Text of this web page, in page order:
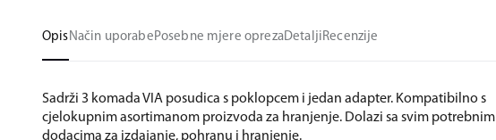
OpisNačin uporabePosebne mjere oprezaDetaljiRecenzije
Sadrži 3 komada VIA posudica s poklopcem i jedan adapter. Kompatibilno s
cjelokupnim asortimanom proizvoda za hranjenje. Dolazi sa svim potrebnim
dodacima za izdajanje, pohranu i hranjenje.